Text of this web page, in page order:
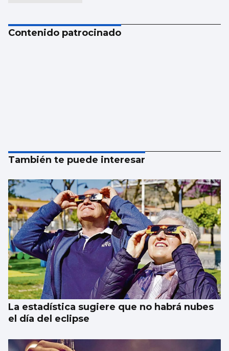
Contenido patrocinado
También te puede interesar
La estadística sugiere que no habrá nubes
el día del eclipse